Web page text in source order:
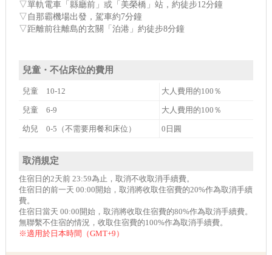
▽單軌電車「縣廳前」或「美榮橋」站，約徒步12分鐘
▽自那霸機場出發，駕車約7分鐘
▽距離前往離島的玄關「泊港」約徒步8分鐘
兒童・不佔床位的費用
兒童 10-12 大人費用的100％
兒童 6-9 大人費用的100％
幼兒 0-5（不需要用餐和床位） 0日圓
取消規定
住宿日的2天前 23:59為止，取消不收取消手續費。
住宿日的前一天 00:00開始，取消將收取住宿費的20%作為取消手續
費。
住宿日當天 00:00開始，取消將收取住宿費的80%作為取消手續費。
無聯繫不住宿的情況，收取住宿費的100%作為取消手續費。
※適用於日本時間（GMT+9）